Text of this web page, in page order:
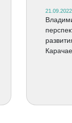
21.09.2022